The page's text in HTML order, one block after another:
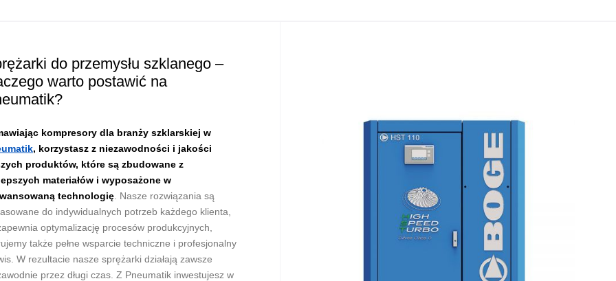
do przemysłu szklanego –
warto postawić na
kompresory dla branży szklarskiej w
, korzystasz z niezawodności i jakości
produktów, które są zbudowane z
materiałów i wyposażone w
technologię . Nasze rozwiązania są
do indywidualnych potrzeb każdego klienta,
optymalizację procesów produkcyjnych,
także pełne wsparcie techniczne i profesjonalny
W rezultacie nasze sprężarki działają zawsze
przez długi czas. Z Pneumatik inwestujesz w